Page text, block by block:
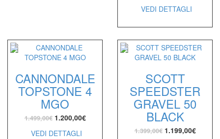
VEDI DETTAGLI
CANNONDALE
TOPSTONE 4
MGO
1.499,00€ 1.200,00€
VEDI DETTAGLI
SCOTT
SPEEDSTER
GRAVEL 50
BLACK
1.399,00€ 1.199,00€